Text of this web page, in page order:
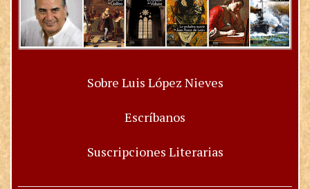
Sobre Luis López Nieves
Escríbanos
Suscripciones Literarias